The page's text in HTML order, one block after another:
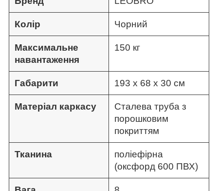
Колір Чорний
Максимальне
навантаження
150 кг
Габарити 193 х 68 х 30 см
Матеріал каркасу
Сталева труба з
порошковим
покриттям
Тканина
поліефірна
(оксфорд 600 ПВХ)